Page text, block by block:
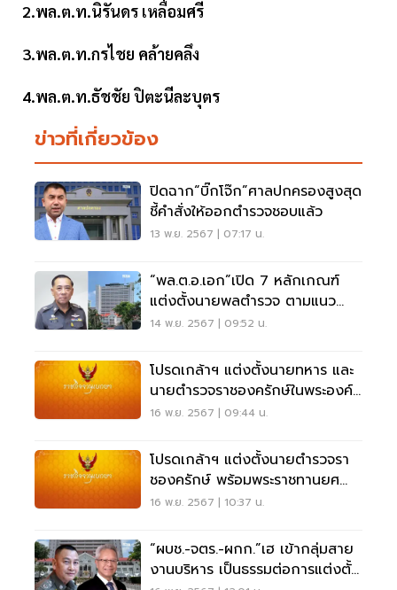
2.พล.ต.ท.นิรันดร เหลื่อมศรี
3.พล.ต.ท.กรไชย คล้ายคลึง
4.พล.ต.ท.ธัชชัย ปิตะนีละบุตร
ข่าวที่เกี่ยวข้อง
ปิดฉาก“บิ๊กโจ๊ก”ศาลปกครองสูงสุด
ชี้คำสั่งให้ออกตำรวจชอบแล้ว
13 พ.ย. 2567 | 07:17 น.
“พล.ต.อ.เอก”เปิด 7 หลักเกณฑ์
แต่งตั้งนายพลตำรวจ ตามแนว
ก.พ.ค.ตร.
14 พ.ย. 2567 | 09:52 น.
โปรดเกล้าฯ แต่งตั้งนายทหาร และ
นายตำรวจราชองครักษ์ในพระองค์
68 นาย
16 พ.ย. 2567 | 09:44 น.
โปรดเกล้าฯ แต่งตั้งนายตํารวจรา
ชองครักษ์ พร้อมพระราชทานยศ
พลตํารวจตรี
16 พ.ย. 2567 | 10:37 น.
“ผบช.-จตร.-ผกก.”เฮ เข้ากลุ่มสาย
งานบริหาร เป็นธรรมต่อการแต่งตั้ง